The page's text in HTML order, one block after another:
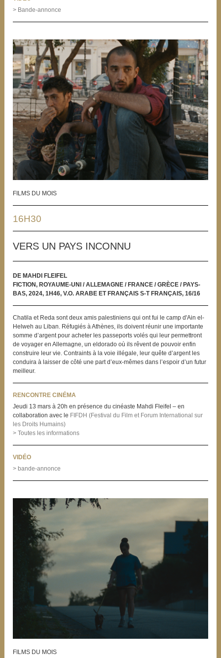
> Bande-annonce
FILMS DU MOIS
16H30
VERS UN PAYS INCONNU
DE MAHDI FLEIFEL
FICTION, ROYAUME-UNI / ALLEMAGNE / FRANCE / GRÈCE / PAYS-
BAS, 2024, 1H46, V.O. ARABE ET FRANÇAIS S-T FRANÇAIS, 16/16
Chatila et Reda sont deux amis palestiniens qui ont fui le camp d'Ain el-
Helweh au Liban. Réfugiés à Athènes, ils doivent réunir une importante
somme d’argent pour acheter les passeports volés qui leur permettront
de voyager en Allemagne, un eldorado où ils rêvent de pouvoir enfin
construire leur vie. Contraints à la voie illégale, leur quête d’argent les
conduira à laisser de côté une part d’eux-mêmes dans l’espoir d’un futur
meilleur.
RENCONTRE CINÉMA
Jeudi 13 mars à 20h en présence du cinéaste Mahdi Fleifel – en
collaboration avec le FIFDH (Festival du Film et Forum International sur
les Droits Humains)
> Toutes les informations
VIDÉO
> bande-annonce
FILMS DU MOIS